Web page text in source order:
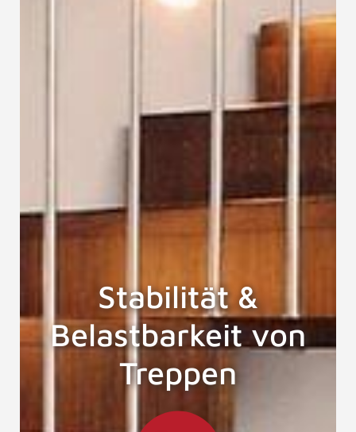
Stabilität &
Belastbarkeit von
Treppen